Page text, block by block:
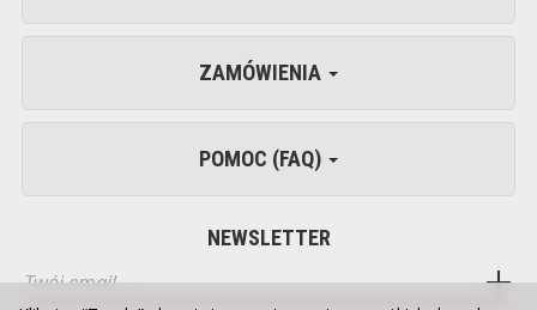
ZAMÓWIENIA
POMOC (FAQ)
NEWSLETTER